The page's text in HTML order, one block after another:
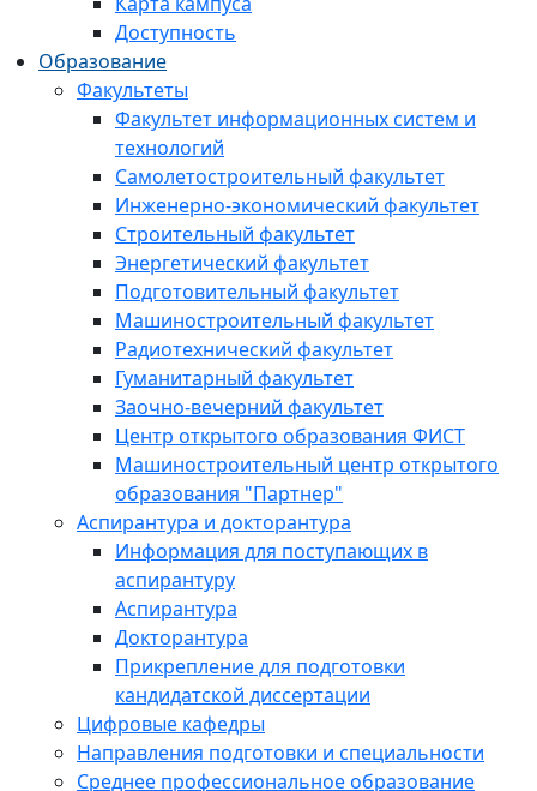
Доступность
Образование
Факультеты
Факультет информационных систем и
технологий
Самолетостроительный факультет
Инженерно-экономический факультет
Строительный факультет
Энергетический факультет
Подготовительный факультет
Машиностроительный факультет
Радиотехнический факультет
Гуманитарный факультет
Заочно-вечерний факультет
Центр открытого образования ФИСТ
Машиностроительный центр открытого
образования "Партнер"
Аспирантура и докторантура
Информация для поступающих в
аспирантуру
Аспирантура
Докторантура
Прикрепление для подготовки
кандидатской диссертации
Цифровые кафедры
Направления подготовки и специальности
Среднее профессиональное образование